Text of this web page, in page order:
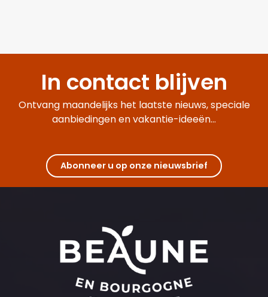
In contact blijven
Ontvang maandelijks het laatste nieuws, speciale
aanbiedingen en vakantie-ideeën...
Abonneer u op onze nieuwsbrief